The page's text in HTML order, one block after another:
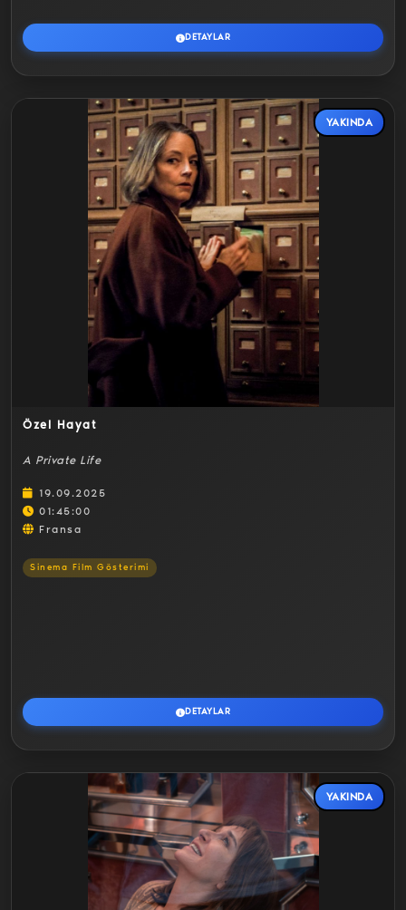
DETAYLAR
YAKINDA
Detaylar
Özel Hayat
A Private Life
19.09.2025
01:45:00
Fransa
Sinema Film Gösterimi
DETAYLAR
YAKINDA